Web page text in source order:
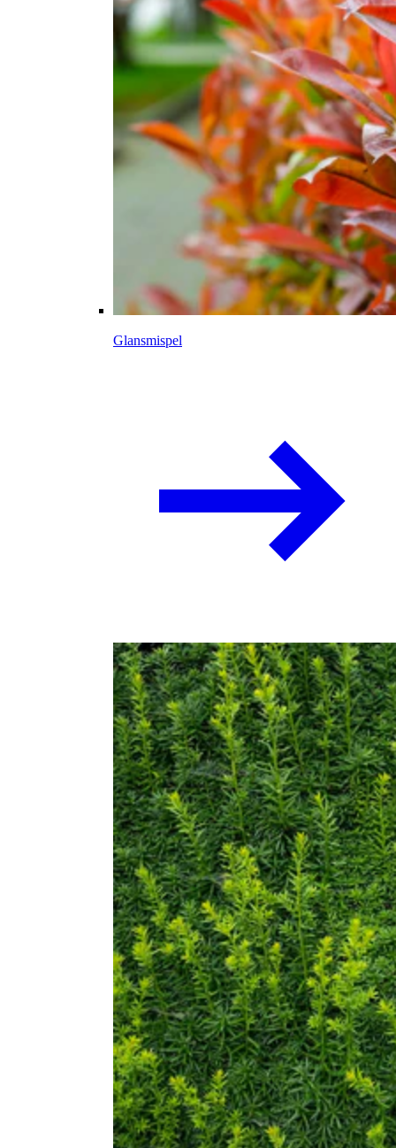
Glansmispel